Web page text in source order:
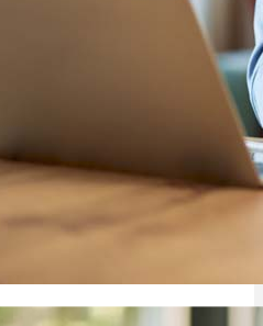
Beratung, Sicherheit & Qualität